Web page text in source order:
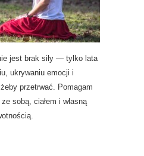
jest brak siły — tylko lata
ukrywaniu emocji i
przetrwać. Pomagam
sobą, ciałem i własną